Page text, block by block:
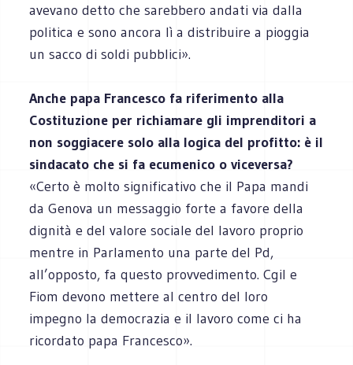
avevano detto che sarebbero andati via dalla
politica e sono ancora lì a distribuire a pioggia
un sacco di soldi pubblici».
Anche papa Francesco fa riferimento alla
Costituzione per richiamare gli imprenditori a
non soggiacere solo alla logica del profitto: è il
sindacato che si fa ecumenico o viceversa?
«Certo è molto significativo che il Papa mandi
da Genova un messaggio forte a favore della
dignità e del valore sociale del lavoro proprio
mentre in Parlamento una parte del Pd,
all’opposto, fa questo provvedimento. Cgil e
Fiom devono mettere al centro del loro
impegno la democrazia e il lavoro come ci ha
ricordato papa Francesco».